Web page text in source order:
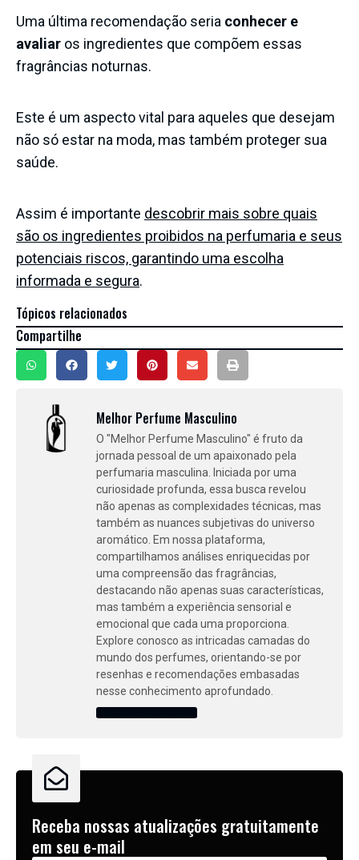
Uma última recomendação seria conhecer e
avaliar os ingredientes que compõem essas
fragrâncias noturnas.
Este é um aspecto vital para aqueles que desejam
não só estar na moda, mas também proteger sua
saúde.
Assim é importante descobrir mais sobre quais
são os ingredientes proibidos na perfumaria e seus
potenciais riscos, garantindo uma escolha
informada e segura.
Tópicos relacionados
Compartilhe
Melhor Perfume Masculino
O "Melhor Perfume Masculino" é fruto da
jornada pessoal de um apaixonado pela
perfumaria masculina. Iniciada por uma
curiosidade profunda, essa busca revelou
não apenas as complexidades técnicas, mas
também as nuances subjetivas do universo
aromático. Em nossa plataforma,
compartilhamos análises enriquecidas por
uma compreensão das fragrâncias,
destacando não apenas suas características,
mas também a experiência sensorial e
emocional que cada uma proporciona.
Explore conosco as intricadas camadas do
mundo dos perfumes, orientando-se por
resenhas e recomendações embasadas
nesse conhecimento aprofundado.
Receba nossas atualizações gratuitamente
em seu e-mail